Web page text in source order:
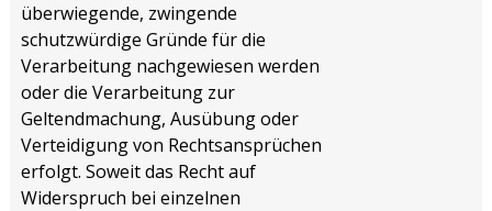
überwiegende, zwingende
schutzwürdige Gründe für die
Verarbeitung nachgewiesen werden
oder die Verarbeitung zur
Geltendmachung, Ausübung oder
Verteidigung von Rechtsansprüchen
erfolgt. Soweit das Recht auf
Widerspruch bei einzelnen